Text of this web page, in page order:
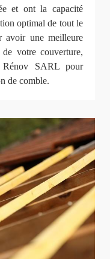
et ont la capacité
optimal de tout le
avoir une meilleure
votre couverture,
Rénov SARL pour
de comble.